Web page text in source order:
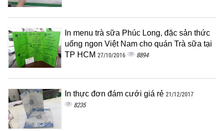
In menu trà sữa Phúc Long, đặc sản thức
uống ngon Việt Nam cho quán Trà sữa tại
TP HCM 27/10/2016 8894
In thực đơn đám cưới giá rẻ 21/12/2017
8235